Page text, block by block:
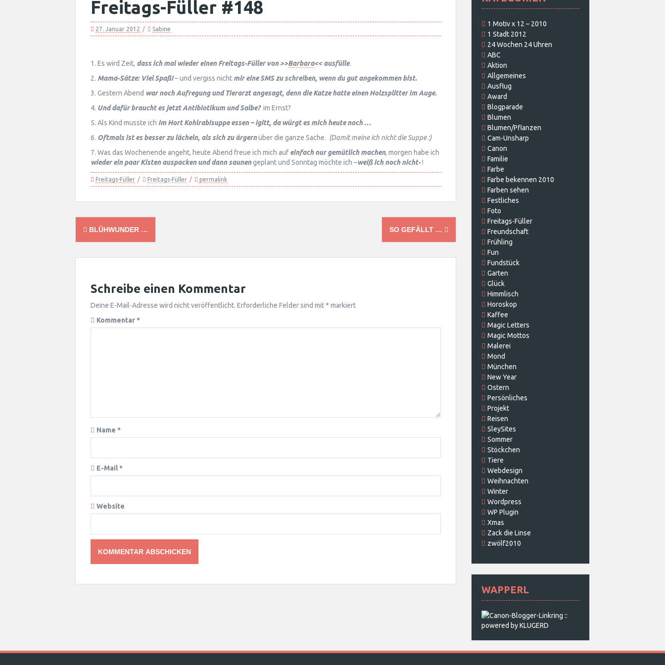
Freitags-Füller #148
27. Januar 2012 Sabine
1. Es wird Zeit, dass ich mal wieder einen Freitags-Füller von >>Barbara<< ausfülle.
2. Mama-Sätze: Viel Spaß!– und vergiss nicht mir eine SMS zu schreiben, wenn du gut angekommen bist.
3. Gestern Abend war noch Aufregung und Tierarzt angesagt, denn die Katze hatte einen Holzsplitter im Auge.
4. Und dafür braucht es jetzt Antibiotikum und Salbe?im Ernst?
5. Als Kind musste ich im Hort Kohlrabisuppe essen – igitt, da würgt es mich heute noch …
6. Oftmals ist es besser zu lächeln, als sich zu ärgernüber die ganze Sache. (Damit meine ich nicht die Suppe :)
7. Was das Wochenende angeht, heute Abend freue ich mich auf einfach nur gemütlich machen, morgen habe ich
wieder ein paar Kisten auspacken und dann saunengeplant und Sonntag möchte ich –weiß ich noch nicht-!
Freitags-Füller Freitags-Füller permalink
Post
navigation
BLÜHWUNDER … SO GEFÄLLT …
Schreibe einen Kommentar
Deine E-Mail-Adresse wird nicht veröffentlicht. Erforderliche Felder sind mit* markiert
Kommentar*
Name *
E-Mail*
Website
1 Motiv x 12 – 2010
1 Stadt 2012
24 Wochen 24 Uhren
ABC
Aktion
Allgemeines
Ausflug
Award
Blogparade
Blumen
Blumen/Pflanzen
Cam-Unsharp
Canon
Familie
Farbe
Farbe bekennen 2010
Farben sehen
Festliches
Foto
Freitags-Füller
Freundschaft
Frühling
Fun
Fundstück
Garten
Glück
Himmlisch
Horoskop
Kaffee
Magic Letters
Magic Mottos
Malerei
Mond
München
New Year
Ostern
Persönliches
Projekt
Reisen
SleySites
Sommer
Stöckchen
Tiere
Webdesign
Weihnachten
Winter
Wordpress
WP Plugin
Xmas
Zack die Linse
zwölf2010
WAPPERL